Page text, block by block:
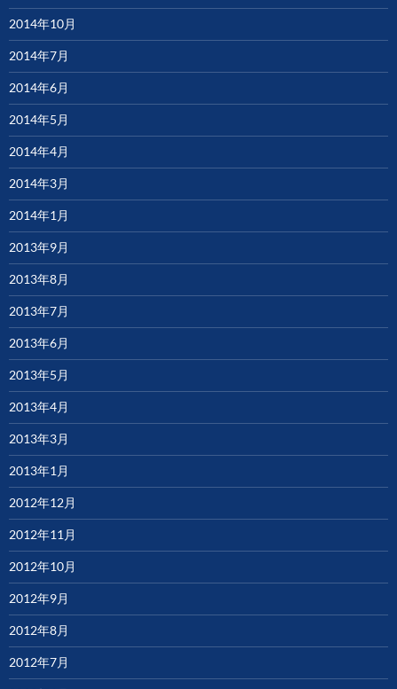
2014年10月
2014年7月
2014年6月
2014年5月
2014年4月
2014年3月
2014年1月
2013年9月
2013年8月
2013年7月
2013年6月
2013年5月
2013年4月
2013年3月
2013年1月
2012年12月
2012年11月
2012年10月
2012年9月
2012年8月
2012年7月